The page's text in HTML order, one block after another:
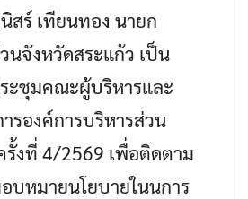
สร์ เทียนทอง นายก
นจังหวัดสระแก้ว เป็น
ะชุมคณะผู้บริหารและ
รองค์การบริหารส่วน
รั้งที่ 4/2569 เพื่อติดตาม
บหมายนโยบายในนการ